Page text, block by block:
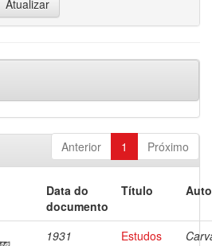
Anterior 1 Próximo
Data do
documento
Título
1931
Estudos